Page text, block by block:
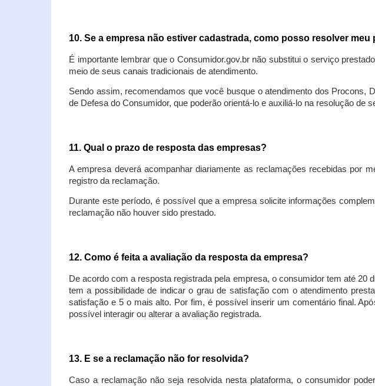
10. Se a empresa não estiver cadastrada, como posso resolver meu
É importante lembrar que o Consumidor.gov.br não substitui o serviço
meio de seus canais tradicionais de atendimento.
Sendo assim, recomendamos que você busque o atendimento dos
de Defesa do Consumidor, que poderão orientá-lo e auxiliá-lo na resolução de
11. Qual o prazo de resposta das empresas?
A empresa deverá acompanhar diariamente as reclamações recebidas por
registro da reclamação.
Durante este período, é possível que a empresa solicite informações
reclamação não houver sido prestado.
12. Como é feita a avaliação da resposta da empresa?
De acordo com a resposta registrada pela empresa, o consumidor tem até 20
tem a possibilidade de indicar o grau de satisfação com o atendimento
satisfação e 5 o mais alto. Por fim, é possível inserir um comentário final.
possível interagir ou alterar a avaliação registrada.
13. E se a reclamação não for resolvida?
Caso a reclamação não seja resolvida nesta plataforma, o consumidor